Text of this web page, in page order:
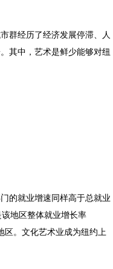
群经历了经济发展停滞、人
其中，艺术是鲜少能够对纽
的就业增速同样高于总就业
地区整体就业增长率
区。文化艺术业成为纽约上